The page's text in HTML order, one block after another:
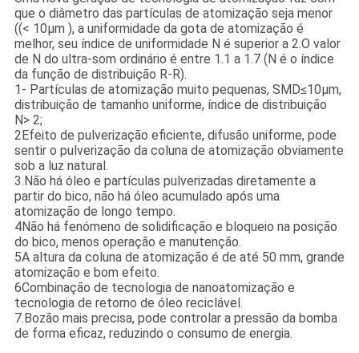
que o diâmetro das partículas de atomização seja menor
((< 10μm ), a uniformidade da gota de atomização é
melhor, seu índice de uniformidade N é superior a 2.O valor
de N do ultra-som ordinário é entre 1.1 a 1.7 (N é o índice
da função de distribuição R-R).
1- Partículas de atomização muito pequenas, SMD≤10μm,
distribuição de tamanho uniforme, índice de distribuição
N> 2;
2Efeito de pulverização eficiente, difusão uniforme, pode
sentir o pulverização da coluna de atomização obviamente
sob a luz natural.
3.Não há óleo e partículas pulverizadas diretamente a
partir do bico, não há óleo acumulado após uma
atomização de longo tempo.
4Não há fenómeno de solidificação e bloqueio na posição
do bico, menos operação e manutenção.
5A altura da coluna de atomização é de até 50 mm, grande
atomização e bom efeito.
6Combinação de tecnologia de nanoatomização e
tecnologia de retorno de óleo reciclável.
7.Bozão mais precisa, pode controlar a pressão da bomba
de forma eficaz, reduzindo o consumo de energia.